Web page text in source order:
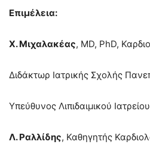
Επιμέλεια:
Χ. Μιχαλακέας, MD, PhD,
Διδάκτωρ Ιατρικής Σχολής
Υπεύθυνος Λιπιδαιμικού
Λ. Ραλλίδης, Καθηγητής